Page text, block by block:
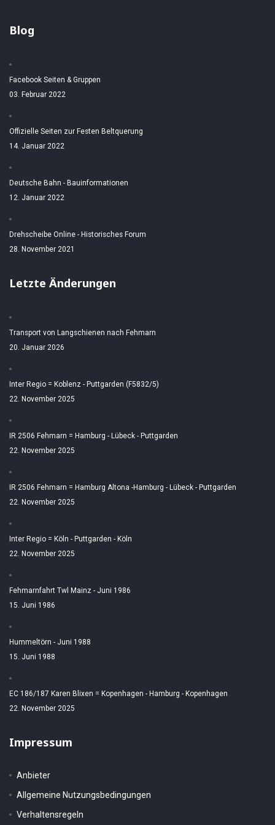
Blog
Facebook Seiten & Gruppen
03. Februar 2022
Offizielle Seiten zur Festen Beltquerung
14. Januar 2022
Deutsche Bahn - Bauinformationen
12. Januar 2022
Drehscheibe Online - Historisches Forum
28. November 2021
Letzte Änderungen
Transport von Langschienen nach Fehmarn
20. Januar 2026
Inter Regio = Koblenz - Puttgarden (F5832/5)
22. November 2025
IR 2506 Fehmarn = Hamburg - Lübeck - Puttgarden
22. November 2025
IR 2506 Fehmarn = Hamburg Altona -Hamburg - Lübeck - Puttgarden
22. November 2025
Inter Regio = Köln - Puttgarden - Köln
22. November 2025
Fehmarnfahrt Twl Mainz - Juni 1986
15. Juni 1986
Hummeltörn - Juni 1988
15. Juni 1988
EC 186/187 Karen Blixen = Kopenhagen - Hamburg - Kopenhagen
22. November 2025
Impressum
Anbieter
Allgemeine Nutzungsbedingungen
Verhaltensregeln